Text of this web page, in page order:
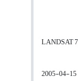
LANDSAT
2005-04-15